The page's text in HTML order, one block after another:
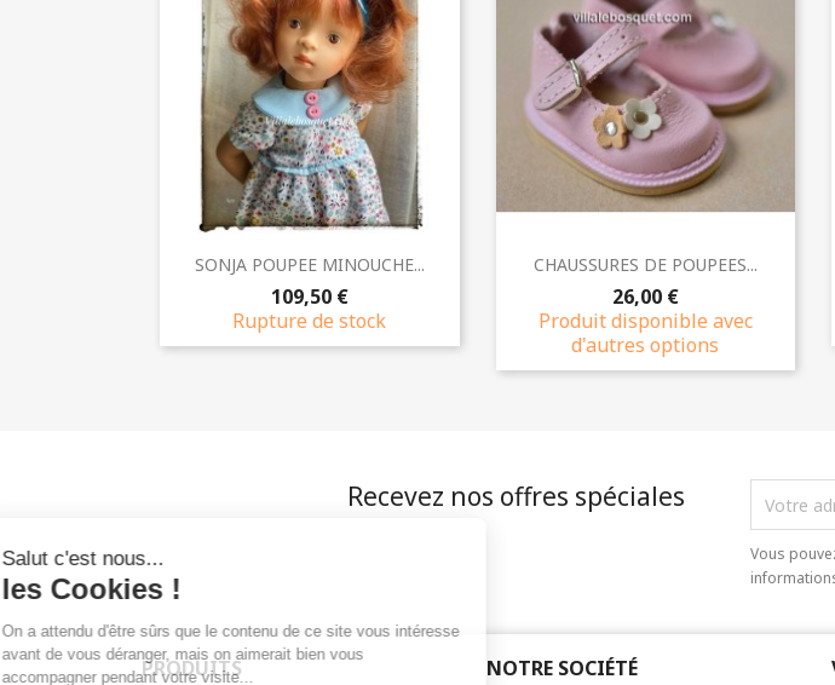
Aperçu rapide
SONJA POUPEE MINOUCHE...
109,50 €
Rupture de stock
Aperçu rapide
CHAUSSURES DE POUPEES...
26,00 €
Produit disponible avec
d'autres options
Recevez nos offres spéciales
Vous
PRODUITS NOTRE SOCIÉTÉ